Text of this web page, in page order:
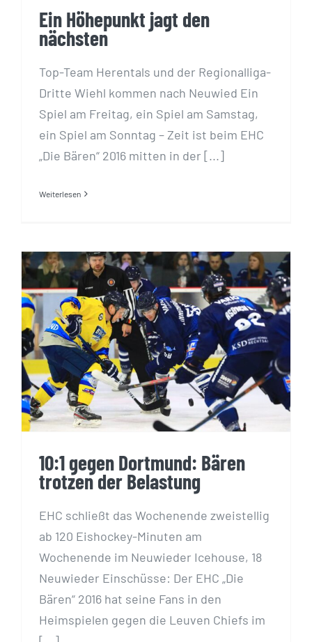
Ein Höhepunkt jagt den
nächsten
Top-Team Herentals und der Regionalliga-
Dritte Wiehl kommen nach Neuwied Ein
Spiel am Freitag, ein Spiel am Samstag,
ein Spiel am Sonntag – Zeit ist beim EHC
„Die Bären“ 2016 mitten in der [...]
Weiterlesen
10:1 gegen Dortmund: Bären trotzen
der Belastung
10:1 gegen Dortmund: Bären
trotzen der Belastung
EHC schließt das Wochenende zweistellig
ab 120 Eishockey-Minuten am
Wochenende im Neuwieder Icehouse, 18
Neuwieder Einschüsse: Der EHC „Die
Bären“ 2016 hat seine Fans in den
Heimspielen gegen die Leuven Chiefs im